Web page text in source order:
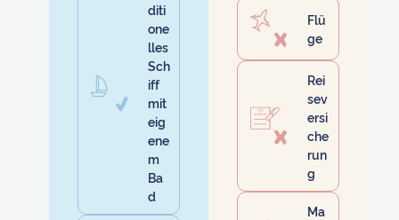
diti
one
lles
Sch
iff
mit
eig
ene
m
Ba
d
Flü
ge
Rei
sev
ersi
che
run
g
Ma